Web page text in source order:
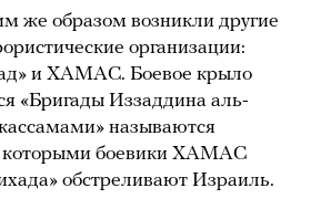
же образом возникли другие
организации:
и ХАМАС. Боевое крыло
«Бригады Иззаддина аль-
называются
которыми боевики ХАМАС
обстреливают Израиль.